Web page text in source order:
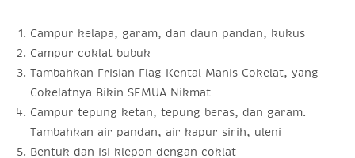
Campur kelapa, garam, dan daun pandan, kukus
Campur coklat bubuk
Tambahkan Frisian Flag Kental Manis Cokelat, yang
Cokelatnya Bikin SEMUA Nikmat
Campur tepung ketan, tepung beras, dan garam.
Tambahkan air pandan, air kapur sirih, uleni
Bentuk dan isi klepon dengan coklat